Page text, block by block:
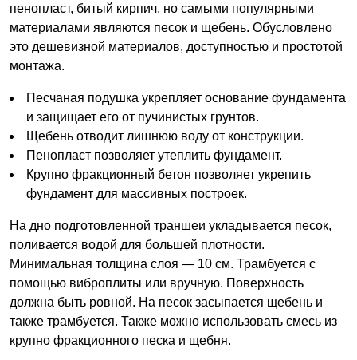
пенопласт, битый кирпич, но самыми популярными
материалами являются песок и щебень. Обусловлено
это дешевизной материалов, доступностью и простотой
монтажа.
Песчаная подушка укрепляет основание фундамента
и защищает его от пучинистых грунтов.
Щебень отводит лишнюю воду от конструкции.
Пенопласт позволяет утеплить фундамент.
Крупно фракционный бетон позволяет укрепить
фундамент для массивных построек.
На дно подготовленной траншеи укладывается песок,
поливается водой для большей плотности.
Минимальная толщина слоя — 10 см. Трамбуется с
помощью виброплиты или вручную. Поверхность
должна быть ровной. На песок засыпается щебень и
также трамбуется. Также можно использовать смесь из
крупно фракционного песка и щебня.